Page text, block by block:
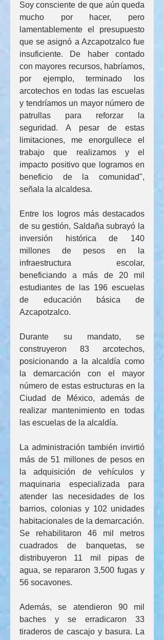
Soy consciente de que aún queda
mucho por hacer, pero
lamentablemente el presupuesto
que se asignó a Azcapotzalco fue
insuficiente. De haber contado
con mayores recursos, habríamos,
por ejemplo, terminado los
arcotechos en todas las escuelas
y tendríamos un mayor número de
patrullas para reforzar la
seguridad. A pesar de estas
limitaciones, me enorgullece el
trabajo que realizamos y el
impacto positivo que logramos en
beneficio de la comunidad",
señala la alcaldesa.
Entre los logros más destacados
de su gestión, Saldaña subrayó la
inversión histórica de 140
millones de pesos en la
infraestructura escolar,
beneficiando a más de 20 mil
estudiantes de las 196 escuelas
de educación básica de
Azcapotzalco.
Durante su mandato, se
construyeron 83 arcotechos,
posicionando a la alcaldía como
la demarcación con el mayor
número de estas estructuras en la
Ciudad de México, además de
realizar mantenimiento en todas
las escuelas de la alcaldía.
La administración también invirtió
más de 51 millones de pesos en
la adquisición de vehículos y
maquinaria especializada para
atender las necesidades de los
barrios, colonias y 102 unidades
Se rehabilitaron 46 mil metros
cuadrados de banquetas, se
distribuyeron 11 mil pipas de
agua, se repararon 3,500 fugas y
56 socavones.
Además, se atendieron 90 mil
baches y se erradicaron 33
tiraderos de cascajo y basura. La